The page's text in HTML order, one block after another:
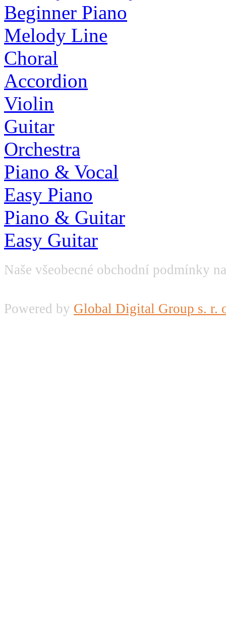
Beginner Piano
Melody Line
Choral
Accordion
Violin
Guitar
Orchestra
Piano & Vocal
Easy Piano
Piano & Guitar
Easy Guitar
Naše všeobecné obchodní podmínky
Powered by Global Digital Group s. r.